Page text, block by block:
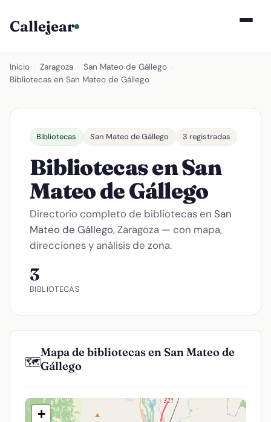
Callejear
Inicio Zaragoza San Mateo de Gállego
Bibliotecas en San Mateo de Gállego
Bibliotecas San Mateo de Gállego 3 registradas
Bibliotecas en San
Mateo de Gállego
Directorio completo de bibliotecas en San
Mateo de Gállego, Zaragoza — con mapa,
direcciones y análisis de zona.
3
BIBLIOTECAS
🗺️
Mapa de bibliotecas en San Mateo de
Gállego
+